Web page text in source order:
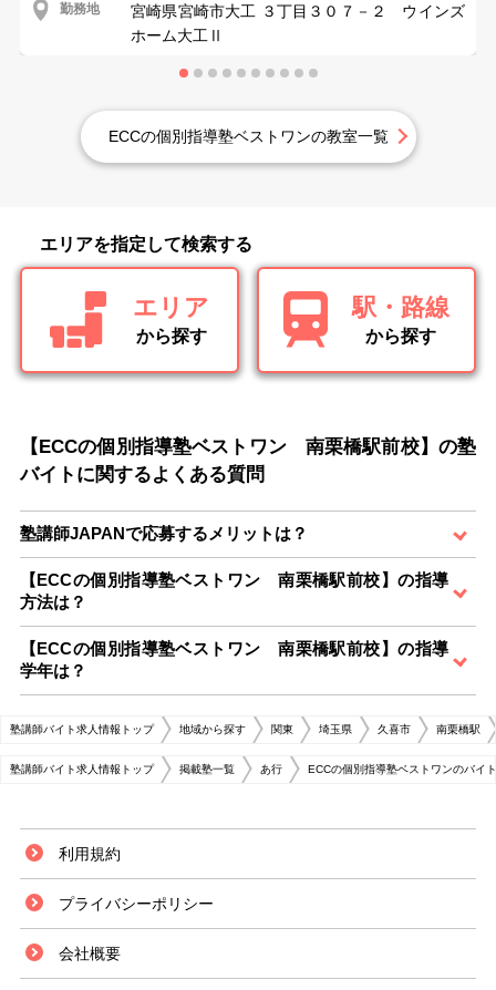
勤務地
宮崎県宮崎市大工 ３丁目３０７－２ ウインズ
ホーム大工Ⅱ
ECCの個別指導塾ベストワンの教室一覧
エリアを指定して検索する
エリア
から探す
駅・路線
から探す
【ECCの個別指導塾ベストワン 南栗橋駅前校】の塾
バイトに関するよくある質問
塾講師JAPANで応募するメリットは？
【ECCの個別指導塾ベストワン 南栗橋駅前校】の指導
方法は？
【ECCの個別指導塾ベストワン 南栗橋駅前校】の指導
学年は？
塾講師バイト求人情報トップ 地域から探す 関東 埼玉県 久喜市 南栗橋駅
塾講師バイト求人情報トップ 掲載塾一覧 あ行 ECCの個別指導塾ベストワンのバイ
利用規約
プライバシーポリシー
会社概要